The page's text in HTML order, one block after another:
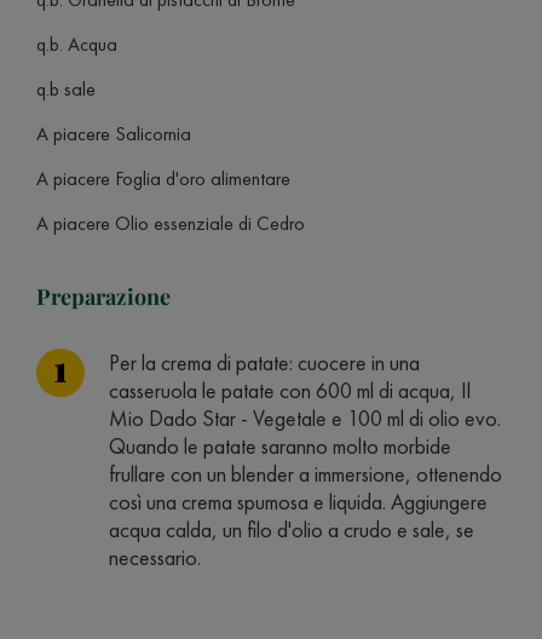
q.b. Acqua
q.b sale
A piacere Salicornia
A piacere Foglia d'oro alimentare
A piacere Olio essenziale di Cedro
Preparazione
Per la crema di patate: cuocere in una
casseruola le patate con 600 ml di acqua, Il
Mio Dado Star - Vegetale e 100 ml di olio evo.
Quando le patate saranno molto morbide
frullare con un blender a immersione, ottenendo
così una crema spumosa e liquida. Aggiungere
acqua calda, un filo d'olio a crudo e sale, se
necessario.